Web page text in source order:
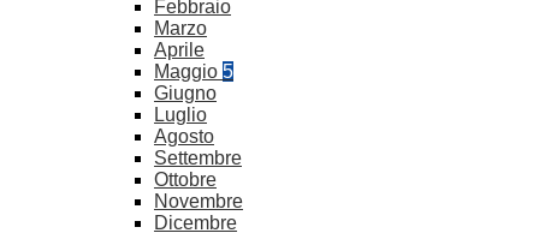
Febbraio
Marzo
Aprile
Maggio 5
Giugno
Luglio
Agosto
Settembre
Ottobre
Novembre
Dicembre